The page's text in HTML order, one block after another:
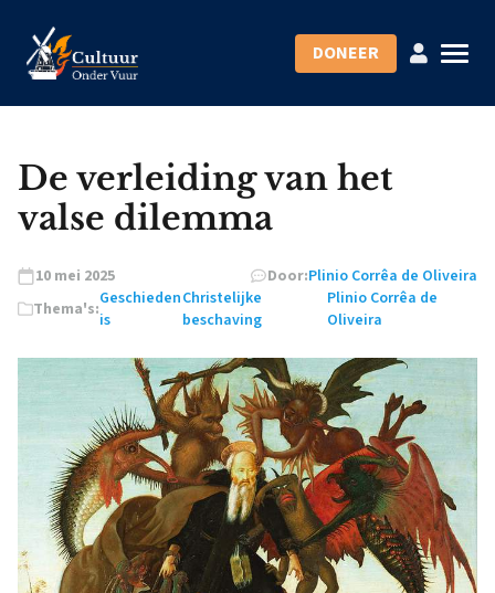
DONEER
De verleiding van het
valse dilemma
10 mei 2025 Door:Plinio Corrêa de Oliveira
Thema's:Geschieden
is
Christelijke
beschaving
Plinio Corrêa de
Oliveira